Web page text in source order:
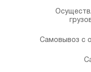
Самовывоз с